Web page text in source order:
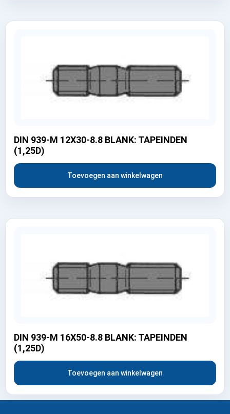
DIN 939-M 12X30-8.8 BLANK: TAPEINDEN
(1,25D)
Toevoegen aan winkelwagen
DIN 939-M 16X50-8.8 BLANK: TAPEINDEN
(1,25D)
Toevoegen aan winkelwagen